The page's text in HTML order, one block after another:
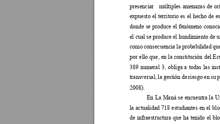
presenciar
múltiples amenazas de
expuesto el territorio es el hecho de
donde se produce el fenómeno
el cual se produce el hundimiento de
como consecuencia la probabilidad
por ello que, en la constitución del
389 numeral 3, obliga a todas las
transversal, la gestión de riesgo en su
2008).
En La Maná se encuentra la
la actualidad 718 estudiantes en el
de infraestructura que ha tenido el